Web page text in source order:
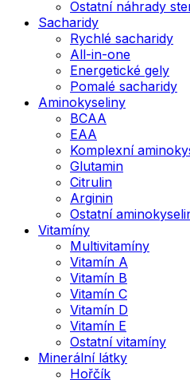
Ostatní náhrady
Sacharidy
Rychlé sacharidy
All-in-one
Energetické gely
Pomalé sacharidy
Aminokyseliny
BCAA
EAA
Komplexní
Glutamin
Citrulin
Arginin
Ostatní
Vitamíny
Multivitamíny
Vitamín A
Vitamín B
Vitamín C
Vitamín D
Vitamín E
Ostatní vitamíny
Minerální látky
Hořčík